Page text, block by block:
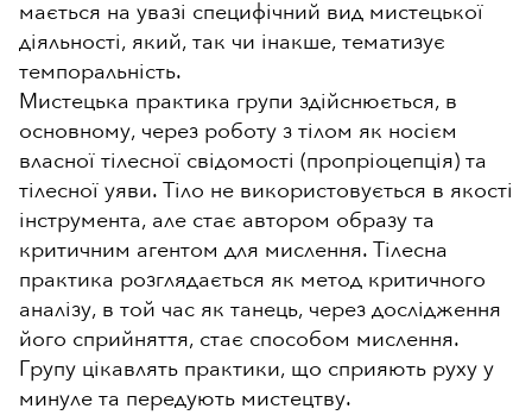
мається на увазі специфічний вид мистецької
діяльності, який, так чи інакше, тематизує
темпоральність.
Мистецька практика групи здійснюється, в
основному, через роботу з тілом як носієм
власної тілесної свідомості (пропріоцепція) та
тілесної уяви. Тіло не використовується в якості
інструмента, але стає автором образу та
критичним агентом для мислення. Тілесна
практика розглядається як метод критичного
аналізу, в той час як танець, через дослідження
його сприйняття, стає способом мислення.
Групу цікавлять практики, що сприяють руху у
минуле та передують мистецтву.